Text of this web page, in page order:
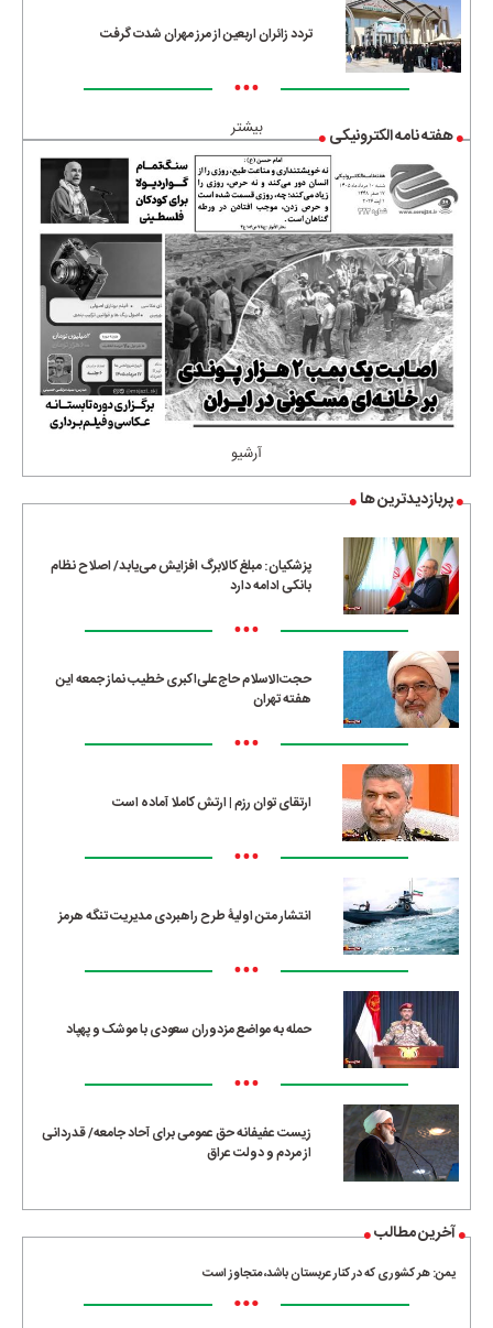
تردد زائران اربعین از مرز مهران شدت گرفت
•••
بیشتر هفته نامه الکترونیکی
آرشیو
پربازدیدترین ها
پزشکیان: مبلغ کالابرگ افزایش می‌یابد/ اصلاح نظام
بانکی ادامه دارد
•••
حجت‌الاسلام حاج‌علی‌اکبری خطیب نماز جمعه این
هفته تهران
•••
ارتقای توان رزم | ارتش کاملا آماده است
•••
انتشار متن اولیۀ طرح راهبردی مدیریت تنگه هرمز
•••
حمله به مواضع مزدوران سعودی با موشک و پهپاد
•••
زیست عفیفانه حق عمومی برای آحاد جامعه/ قدردانی
از مردم و دولت عراق
آخرین مطالب
یمن: هر کشوری که در کنار عربستان باشد، متجاوز است
•••